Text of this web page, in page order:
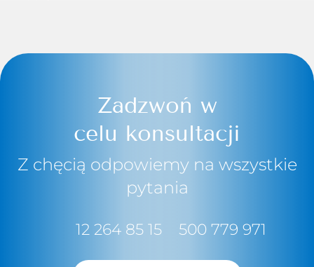
Zadzwoń w
celu konsultacji
Z chęcią odpowiemy na wszystkie
pytania
12 264 85 15 500 779 971